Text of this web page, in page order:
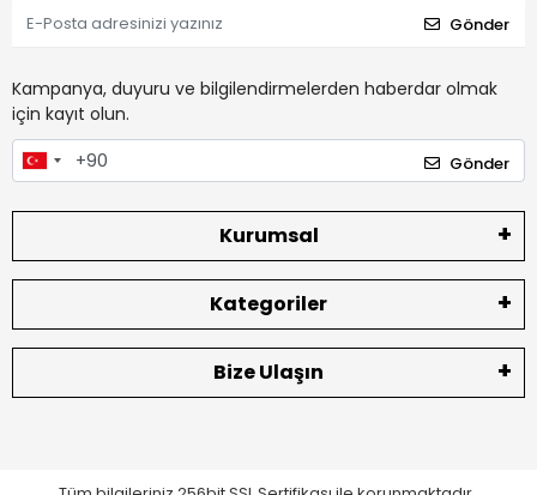
Gönder
Kampanya, duyuru ve bilgilendirmelerden haberdar olmak
için kayıt olun.
Gönder
Kurumsal
Kategoriler
Bize Ulaşın